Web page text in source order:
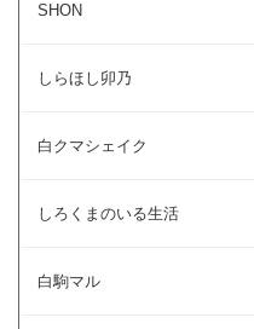
SHON
しらほし卯乃
白クマシェイク
しろくまのいる生活
白駒マル